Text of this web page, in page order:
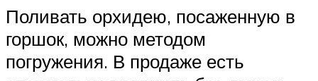
Поливать орхидею, посаженную в
горшок, можно методом
погружения. В продаже есть